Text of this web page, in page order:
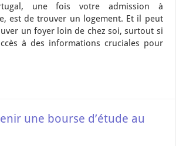
une fois votre admission à
est de trouver un logement. Et il peut
un foyer loin de chez soi, surtout si
à des informations cruciales pour
une bourse d’étude au